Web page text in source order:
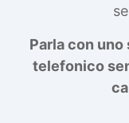
Parla con
telefonico